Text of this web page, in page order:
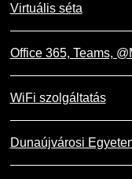
Virtuális séta
Office 365, Teams,
WiFi szolgáltatás
Dunaújvárosi